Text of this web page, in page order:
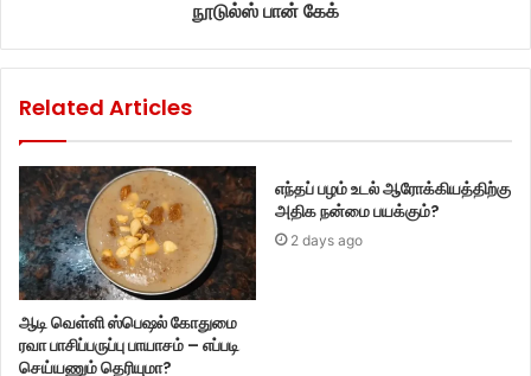
நூடுல்ஸ் பான் கேக்
Related Articles
ஆடி வெள்ளி ஸ்பெஷல் கோதுமை
ரவா பாசிப்பருப்பு பாயாசம் – எப்படி
செய்யணும் தெரியுமா?
எந்தப் பழம் உடல் ஆரோக்கியத்திற்கு
அதிக நன்மை பயக்கும்?
2 days ago